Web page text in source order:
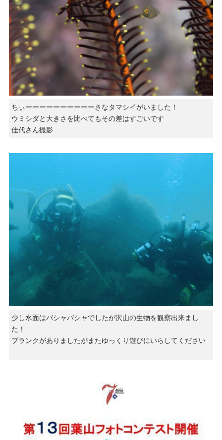
ちぃーーーーーーーーーーさなタマシイがいました！
ウミシダと大きさを比べてもその差はすごいです
佳代さん撮影
少し水面はバシャバシャでしたが沢山の生物を観察出来まし
た！
ブランクがありましたがまたゆっくり遊びにいらしてください